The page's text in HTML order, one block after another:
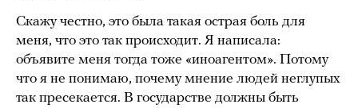
Скажу честно, это была такая острая боль для
меня, что это так происходит. Я написала:
объявите меня тогда тоже «иноагентом». Потому
что я не понимаю, почему мнение людей неглупых
так пресекается. В государстве должны быть